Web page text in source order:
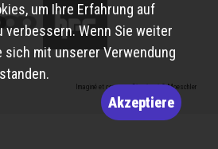
Imaginé et conçu parGiorgianni & Moeschler
um Ihre Erfahrung auf
verbessern. Wenn Sie weiter
sich mit unserer Verwendung
Akzeptiere